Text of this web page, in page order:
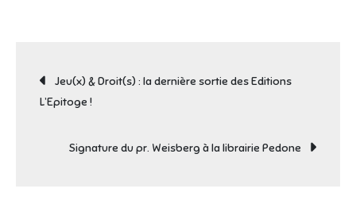
WeisbergNavigation
de
l’article
Jeu(x) & Droit(s) : la dernière sortie des Editions
L’Epitoge !
Signature du pr. Weisberg à la librairie Pedone